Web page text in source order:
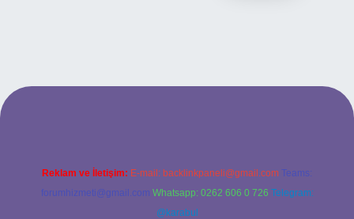
betexpergiris.casino
Reklam ve İletişim: E-mail: backlinkpaneli@gmail.com Teams:
forumhizmeti@gmail.com Whatsapp: 0262 606 0 726 Telegram:
@karabul